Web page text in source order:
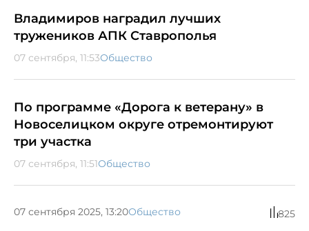
Владимиров наградил лучших
тружеников АПК Ставрополья
07 сентября, 11:53Общество
По программе «Дорога к ветерану» в
Новоселицком округе отремонтируют
три участка
07 сентября, 11:51Общество
07 сентября 2025, 13:20Общество 825